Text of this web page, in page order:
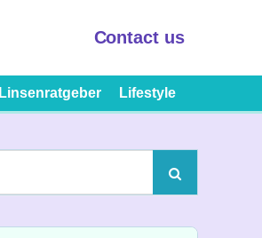
Contact us
Linsenratgeber Lifestyle